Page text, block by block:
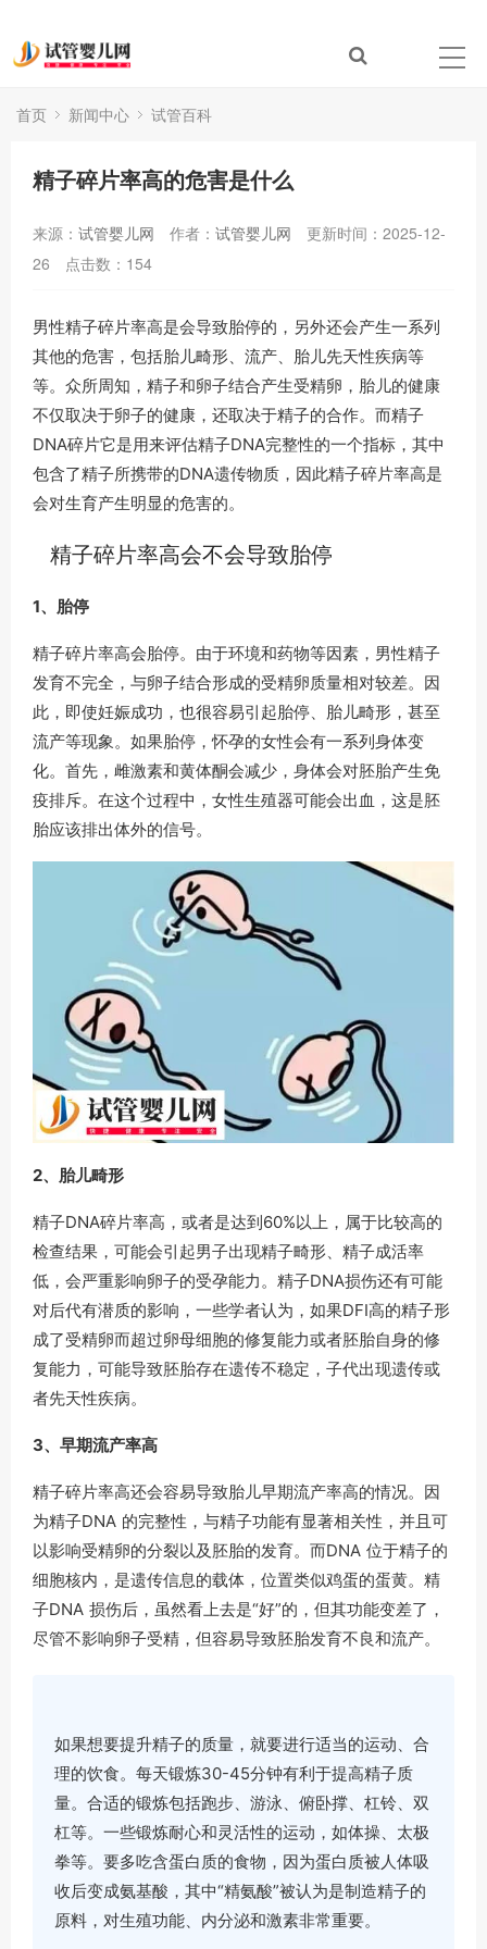
首页 新闻中心 试管百科
精子碎片率高的危害是什么
来源： 试管婴儿网 作者： 试管婴儿网
更新时间：2025-12-
26
点击数： 154
男性精子碎片率高是会导致胎停的，另外还会产生一系列
其他的危害，包括胎儿畸形、流产、胎儿先天性疾病等
等。 众所周知，精子和卵子结合产生受精卵，胎儿的健康
不仅取决于卵子的健康，还取决于精子的合作。而精子
DNA碎片它是用来评估精子DNA完整性的一个指标，其中
包含了精子所携带的DNA遗传物质， 因此精子碎片率高是
会对生育产生明显的危害的。
精子碎片率高会不会导致胎停
1、胎停
精子碎片率高会胎停。由于环境和药物等因素，男性精子
发育不完全，与卵子结合形成的受精卵质量相对较差。因
此，即使妊娠成功，也很容易引起胎停、胎儿畸形，甚至
流产等现象。如果胎停，怀孕的女性会有一系列身体变
化。首先，雌激素和黄体酮会减少，身体会对胚胎产生免
疫排斥。在这个过程中，女性生殖器可能会出血，这是胚
胎应该排出体外的信号。
2、胎儿畸形
精子DNA碎片率高，或者是达到60%以上，属于比较高的
检查结果，可能会引起男子出现精子畸形、精子成活率
低，会严重影响卵子的受孕能力。精子DNA损伤还有可能
对后代有潜质的影响，一些学者认为，如果DFI高的精子形
成了受精卵而超过卵母细胞的修复能力或者胚胎自身的修
复能力，可能导致胚胎存在遗传不稳定，子代出现遗传或
者先天性疾病。
3、早期流产率高
精子碎片率高还会容易导致胎儿早期流产率高的情况。因
为精子DNA 的完整性，与精子功能有显著相关性，并且可
以影响受精卵的分裂以及胚胎的发育。而DNA 位于精子的
细胞核内，是遗传信息的载体，位置类似鸡蛋的蛋黄。精
子DNA 损伤后，虽然看上去是“好”的，但其功能变差了，
尽管不影响卵子受精，但容易导致胚胎发育不良和流产。
如果想要提升精子的质量，就要进行适当的运动、合
理的饮食。每天锻炼30-45分钟有利于提高精子质
量。合适的锻炼包括跑步、游泳、俯卧撑、杠铃、双
杠等。一些锻炼耐心和灵活性的运动，如体操、太极
拳等。要多吃含蛋白质的食物，因为蛋白质被人体吸
收后变成氨基酸，其中“精氨酸”被认为是制造精子的
原料，对生殖功能、内分泌和激素非常重要。